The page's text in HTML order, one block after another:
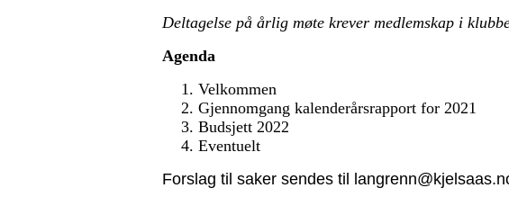
Deltagelse på årlig møte krever medlemskap i
Agenda
Velkommen
Gjennomgang kalenderårsrapport for 2021
Budsjett 2022
Eventuelt
Forslag til saker sendes til